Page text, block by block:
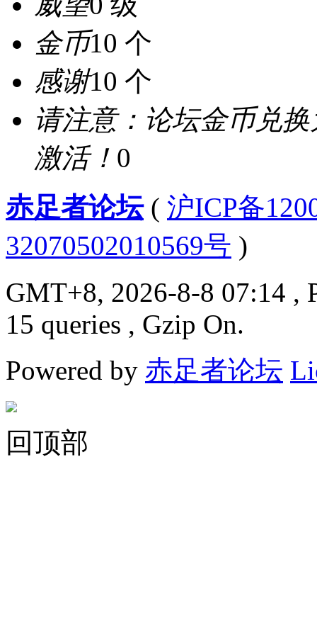
金币10 个
感谢10 个
请注意：论坛金币兑
激活！ 0
赤足者论坛( 沪ICP备
32070502010569号 )
GMT+8, 2026-8-8 07:14 ,
15 queries , Gzip On.
Powered by 赤足者论坛
回顶部